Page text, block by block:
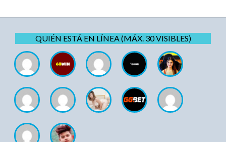
QUIÉN ESTÁ EN LÍNEA (MÁX. 30 VISIBLES)